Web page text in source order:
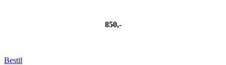
850,-
Bestil